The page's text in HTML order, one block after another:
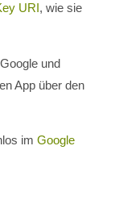
URI, wie sie
und
App über den
im Google